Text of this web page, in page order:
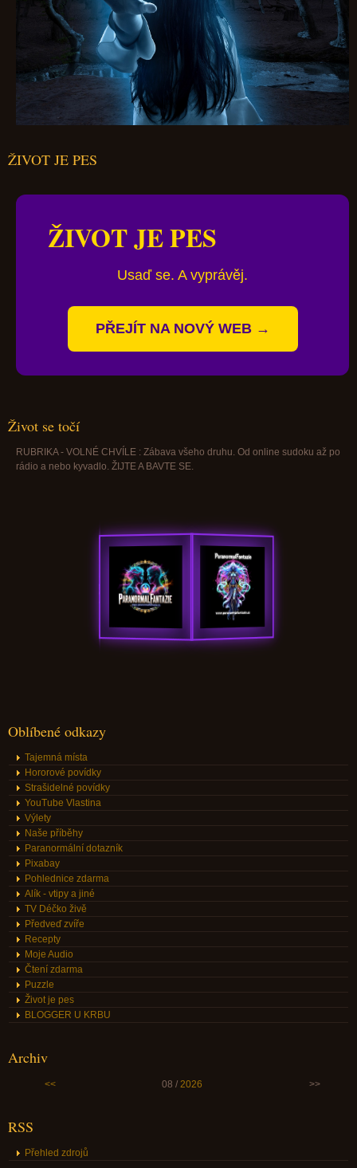
ŽIVOT JE PES
ŽIVOT JE PES
Usaď se. A vyprávěj.
PŘEJÍT NA NOVÝ WEB →
Život se točí
RUBRIKA - VOLNÉ CHVÍLE : Zábava všeho druhu. Od online sudoku až po
rádio a nebo kyvadlo. ŽIJTE A BAVTE SE.
Oblíbené odkazy
Tajemná místa
Hororové povídky
Strašidelné povídky
YouTube Vlastina
Výlety
Naše příběhy
Paranormální dotazník
Pixabay
Pohlednice zdarma
Alík - vtipy a jiné
TV Déčko živě
Předveď zvíře
Recepty
Moje Audio
Čtení zdarma
Puzzle
Život je pes
BLOGGER U KRBU
Archiv
<< 08 / 2026 >>
RSS
Přehled zdrojů